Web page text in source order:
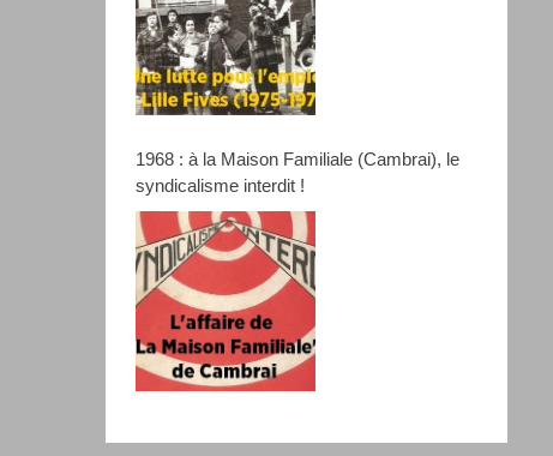
1968 : à la Maison Familiale (Cambrai), le
syndicalisme interdit !